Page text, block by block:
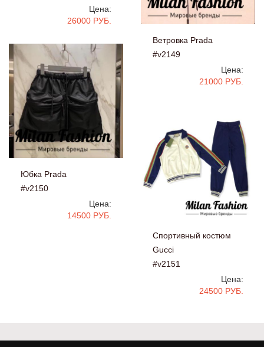
Цена:
26000 РУБ.
Ветровка Prada
#v2149
Цена:
21000 РУБ.
Юбка Prada
#v2150
Цена:
14500 РУБ.
Спортивный костюм
Gucci
#v2151
Цена:
24500 РУБ.